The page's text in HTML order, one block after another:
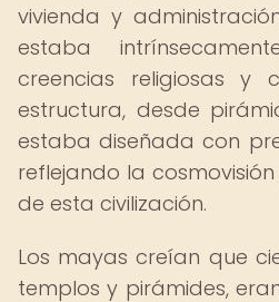
vivienda y
estaba
creencias religiosas y
estructura, desde
estaba diseñada con
reflejando la
de esta civilización.
Los mayas creían que
templos y pirámides,